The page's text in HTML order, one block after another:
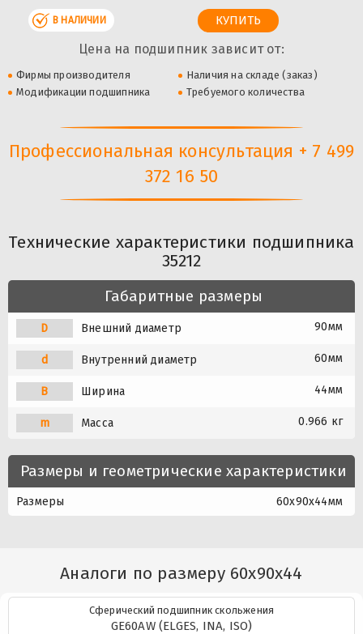
В НАЛИЧИИ
Цена на подшипник зависит от:
Фирмы производителя
Наличия на складе (заказ)
Модификации подшипника
Требуемого количества
Профессиональная консультация + 7 499
372 16 50
Технические характеристики подшипника
35212
Габаритные размеры
D Внешний диаметр 90мм
d Внутренний диаметр 60мм
B Ширина 44мм
m Масса 0.966 кг
Размеры и геометрические характеристики
Размеры 60x90x44мм
Аналоги по размеру 60x90x44
Сферический подшипник скольжения
GE60AW (ELGES, INA, ISO)